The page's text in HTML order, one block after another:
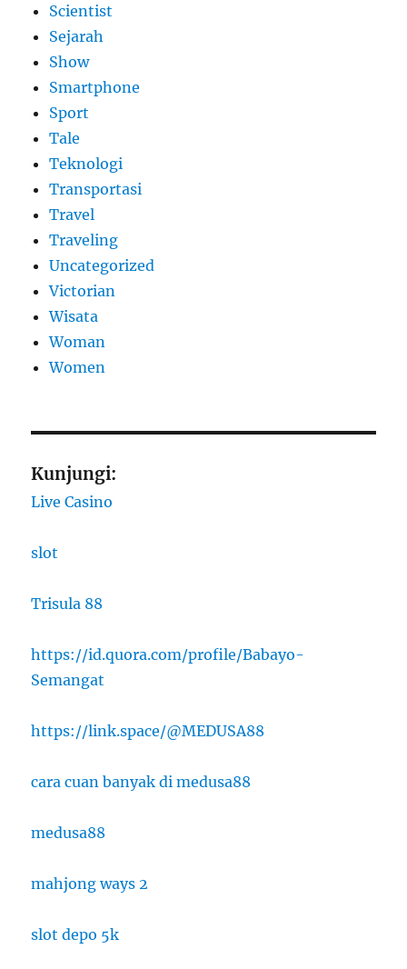
Scientist
Sejarah
Show
Smartphone
Sport
Tale
Teknologi
Transportasi
Travel
Traveling
Uncategorized
Victorian
Wisata
Woman
Women
Kunjungi:
Live Casino
slot
Trisula 88
https://id.quora.com/profile/Babayo-
Semangat
https://link.space/@MEDUSA88
cara cuan banyak di medusa88
medusa88
mahjong ways 2
slot depo 5k